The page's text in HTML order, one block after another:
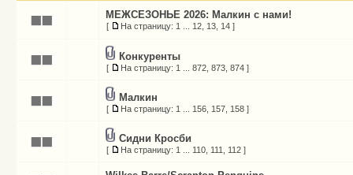
МЕЖСЕЗОНЬЕ 2026: Малкин с нами!
[ На страницу: 1 12 13 14 ]
Конкуренты
[ На страницу: 1 872 873 874 ]
Малкин
[ На страницу: 1 156 157 158 ]
Сидни Кросби
[ На страницу: 1 110 111 112 ]